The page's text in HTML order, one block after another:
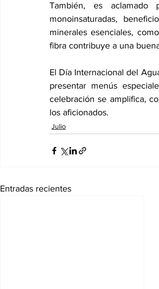
También, es
monoinsaturadas,
minerales esenciales,
fibra contribuye a una
El Día Internacional del
presentar menús
celebración se amplifica,
los aficionados.
Julio
Entradas recientes